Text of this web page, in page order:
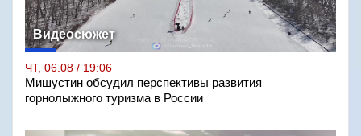
Видеосюжет
ЧТ, 06.08 / 19:06
Мишустин обсудил перспективы развития
горнолыжного туризма в России